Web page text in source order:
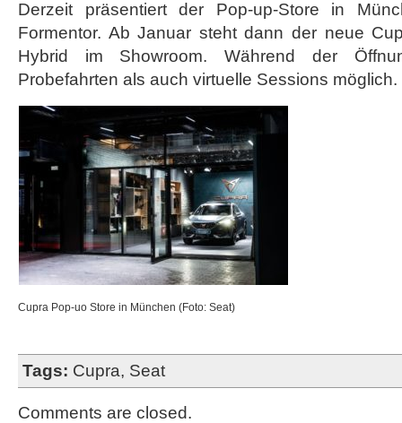
Derzeit präsentiert der Pop-up-Store in
Formentor. Ab Januar steht dann der neue
Hybrid im Showroom. Während der
Probefahrten als auch virtuelle Sessions möglich.
Cupra Pop-uo Store in München (Foto: Seat)
Tags: Cupra, Seat
Comments are closed.